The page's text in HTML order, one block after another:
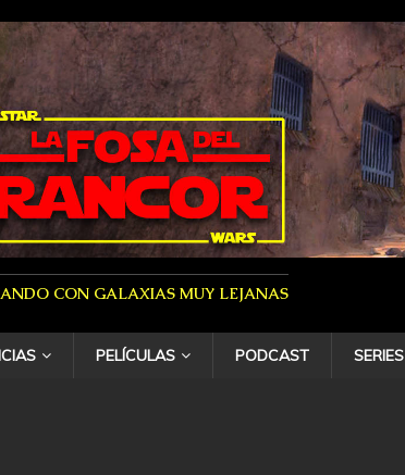
CON GALAXIAS MUY LEJANAS
PELÍCULAS PODCAST SERIES